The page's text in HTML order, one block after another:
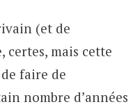
(et de
mais cette
faire de
nombre d’années